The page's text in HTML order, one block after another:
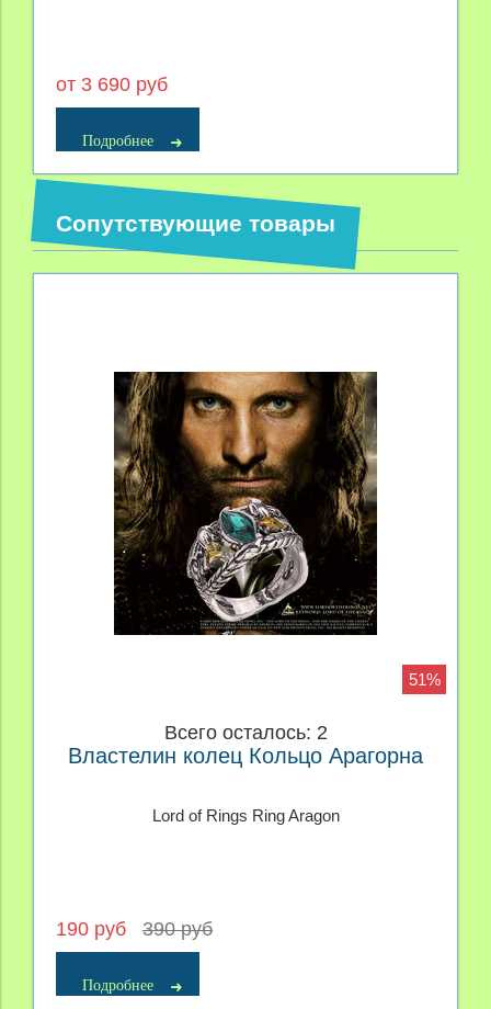
от 3 690 руб
Подробнее
Сопутствующие товары
51%
Всего осталось: 2
Властелин колец Кольцо Арагорна
Lord of Rings Ring Aragon
190 руб 390 руб
Подробнее